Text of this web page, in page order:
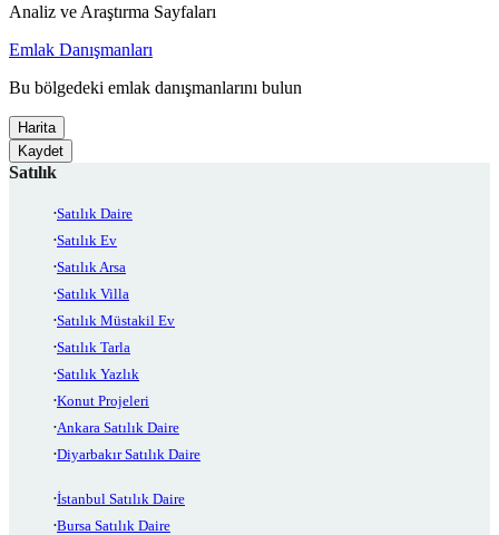
Analiz ve Araştırma Sayfaları
Emlak Danışmanları
Bu bölgedeki emlak danışmanlarını bulun
Harita
Kaydet
Satılık
Satılık Daire
Satılık Ev
Satılık Arsa
Satılık Villa
Satılık Müstakil Ev
Satılık Tarla
Satılık Yazlık
Konut Projeleri
Ankara Satılık Daire
Diyarbakır Satılık Daire
İstanbul Satılık Daire
Bursa Satılık Daire